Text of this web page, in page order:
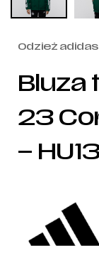
Odzież adidas
Bluza
23
–